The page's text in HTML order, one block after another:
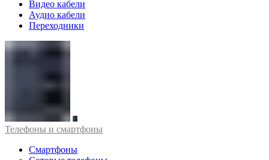
Видео кабели
Аудио кабели
Переходники
Телефоны и смартфоны
Смартфоны